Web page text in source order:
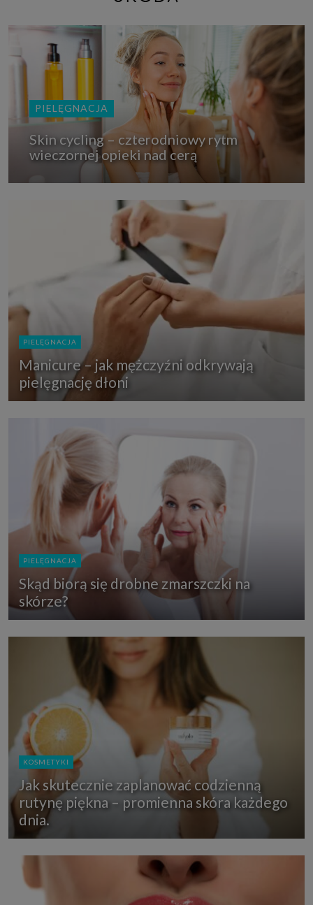
PIELĘGNACJA
Skin cycling – czterodniowy rytm
wieczornej opieki nad cerą
PIELĘGNACJA
Manicure – jak mężczyźni odkrywają
pielęgnację dłoni
PIELĘGNACJA
Skąd biorą się drobne zmarszczki na
skórze?
KOSMETYKI
Jak skutecznie zaplanować codzienną
rutynę piękna – promienna skóra każdego
dnia.